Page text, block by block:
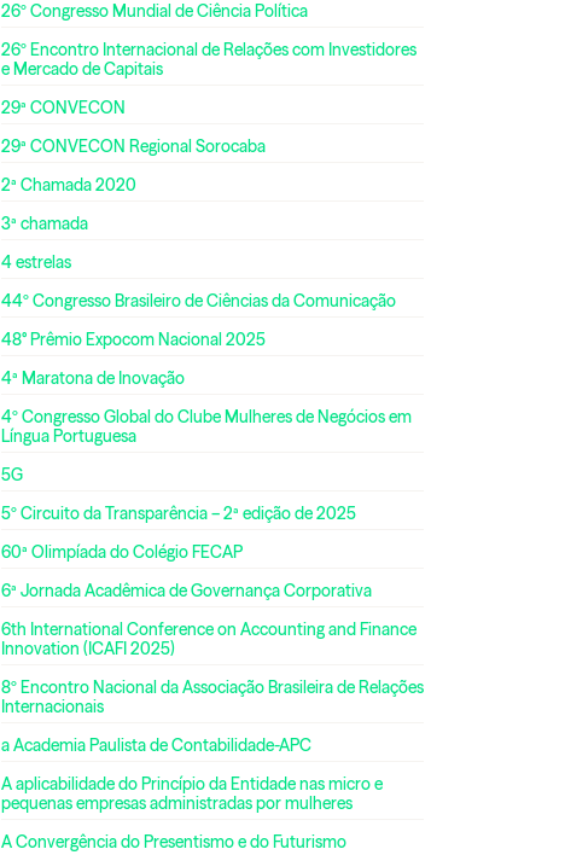
26º Congresso Mundial de Ciência Política
26º Encontro Internacional de Relações com Investidores
e Mercado de Capitais
29ª CONVECON
29ª CONVECON Regional Sorocaba
2ª Chamada 2020
3ª chamada
4 estrelas
44º Congresso Brasileiro de Ciências da Comunicação
48° Prêmio Expocom Nacional 2025
4ª Maratona de Inovação
4º Congresso Global do Clube Mulheres de Negócios em
Língua Portuguesa
5G
5º Circuito da Transparência – 2ª edição de 2025
60ª Olimpíada do Colégio FECAP
6ª Jornada Acadêmica de Governança Corporativa
6th International Conference on Accounting and Finance
Innovation (ICAFI 2025)
8º Encontro Nacional da Associação Brasileira de Relações
Internacionais
a Academia Paulista de Contabilidade-APC
A aplicabilidade do Princípio da Entidade nas micro e
pequenas empresas administradas por mulheres
A Convergência do Presentismo e do Futurismo